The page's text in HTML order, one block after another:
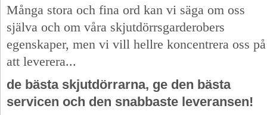
Många stora och fina ord kan vi säga om oss
själva och om våra skjutdörrsgarderobers
egenskaper, men vi vill hellre koncentrera oss på
att leverera...
de bästa skjutdörrarna, ge den bästa
servicen och den snabbaste leveransen!